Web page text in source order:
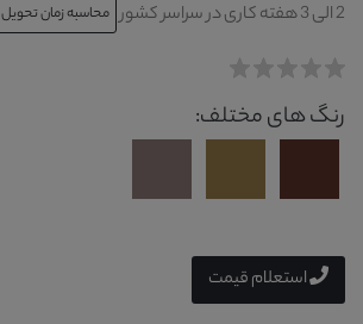
2 الی 3 هفته کاری در سراسر کشور
محاسبه زمان تحویل
رنگ های مختلف:
استعلام قیمت